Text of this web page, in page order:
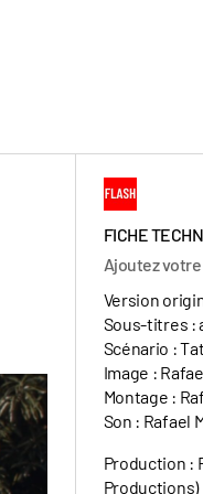
FICHE
Ajoutez
Version
Sous-titres :
Scénario :
Image :
Montage :
Son : Rafael
Production :
Productions)